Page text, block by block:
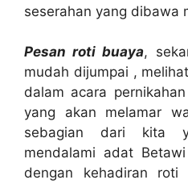
seserahan yang dibawa
Pesan roti buaya,
mudah dijumpai ,
dalam acara
yang akan melamar
sebagian dari kita
mendalami adat
dengan kehadiran roti